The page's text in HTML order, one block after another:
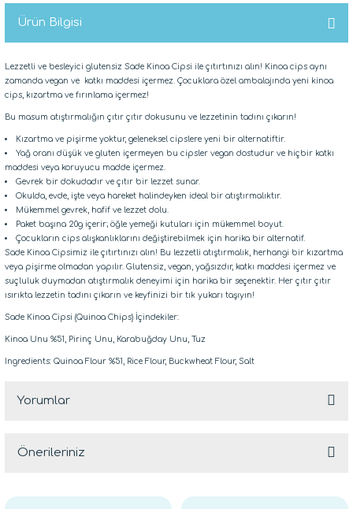
Ürün Bilgisi
Lezzetli ve besleyici glutensiz Sade Kinoa Cipsi ile çıtırtınızı alın! Kinoa cips aynı
zamanda vegan ve katkı maddesi içermez. Çocuklara özel ambalajında yeni kinoa
cips, kızartma ve fırınlama içermez!
Bu masum atıştırmalığın çıtır çıtır dokusunu ve lezzetinin tadını çıkarın!
Kızartma ve pişirme yoktur, geleneksel cipslere yeni bir alternatiftir.
Yağ oranı düşük ve gluten içermeyen bu cipsler vegan dostudur ve hiçbir katkı
maddesi veya koruyucu madde içermez.
Gevrek bir dokudadır ve çıtır bir lezzet sunar.
Okulda, evde, işte veya hareket halindeyken ideal bir atıştırmalıktır.
Mükemmel gevrek, hafif ve lezzet dolu.
Paket başına 20g içerir; öğle yemeği kutuları için mükemmel boyut.
Çocukların cips alışkanlıklarını değiştirebilmek için harika bir alternatif.
Sade Kinoa Cipsimiz ile çıtırtınızı alın! Bu lezzetli atıştırmalık, herhangi bir kızartma
veya pişirme olmadan yapılır. Glutensiz, vegan, yağsızdır, katkı maddesi içermez ve
suçluluk duymadan atıştırmalık deneyimi için harika bir seçenektir. Her çıtır çıtır
ısırıkta lezzetin tadını çıkarın ve keyfinizi bir tık yukarı taşıyın!
Sade Kinoa Cipsi (Quinoa Chips) İçindekiler:
Kinoa Unu %51, Pirinç Unu, Karabuğday Unu, Tuz
Ingredients: Quinoa Flour %51, Rice Flour, Buckwheat Flour, Salt
Yorumlar
Önerileriniz
Bu ürünün fiyat bilgisi, resim, ürün açıklamalarında ve diğer